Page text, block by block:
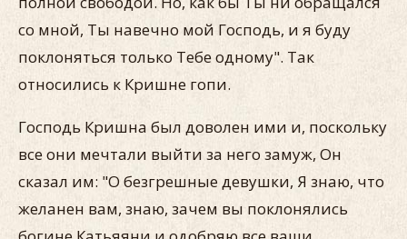
со мной, Ты навечно мой Господь, и я буду
поклоняться только Тебе одному". Так
относились к Кришне гопи.
Господь Кришна был доволен ими и, поскольку
все они мечтали выйти за него замуж, Он
сказал им: "О безгрешные девушки, Я знаю, что
желанен вам, знаю, зачем вы поклонялись